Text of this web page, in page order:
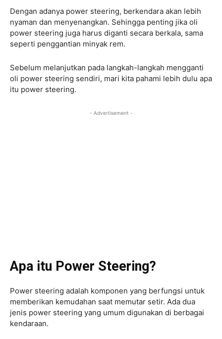
Dengan adanya power steering, berkendara akan lebih
nyaman dan menyenangkan. Sehingga penting jika oli
power steering juga harus diganti secara berkala, sama
seperti penggantian minyak rem.
Sebelum melanjutkan pada langkah-langkah mengganti
oli power steering sendiri, mari kita pahami lebih dulu apa
itu power steering.
- Advertisement -
Apa itu Power Steering?
Power steering adalah komponen yang berfungsi untuk
memberikan kemudahan saat memutar setir. Ada dua
jenis power steering yang umum digunakan di berbagai
kendaraan.